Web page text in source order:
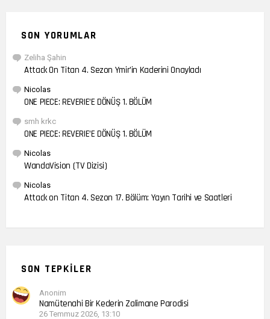
SON YORUMLAR
Zeliha Şahin
Attack On Titan 4. Sezon Ymir’in Kaderini Onayladı
Nicolas
ONE PIECE: REVERIE’E DÖNÜŞ 1. BÖLÜM
smh krkc
ONE PIECE: REVERIE’E DÖNÜŞ 1. BÖLÜM
Nicolas
WandaVision (TV Dizisi)
Nicolas
Attack on Titan 4. Sezon 17. Bölüm: Yayın Tarihi ve Saatleri
SON TEPKILER
Anonim
Namütenahi Bir Kederin Zalimane Parodisi
26 Temmuz 2026, 13:10